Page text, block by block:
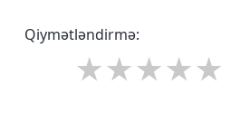
Qiymətləndirmə: